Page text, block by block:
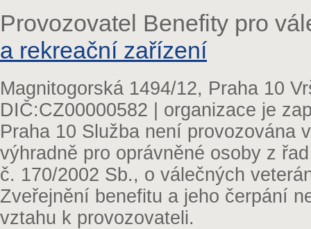
Provozovatel Benefity pro
a rekreační zařízení
Magnitogorská 1494/12, Praha 10
DIČ:CZ00000582 | organizace je
Praha 10 Služba není provozována
výhradně pro oprávněné osoby z
č. 170/2002 Sb., o válečných
Zveřejnění benefitu a jeho čerpání
vztahu k provozovateli.